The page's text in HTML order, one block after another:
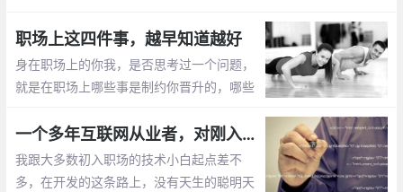
学会新的规则和思维方式
职场上这四件事，越早知道越好
身在职场上的你我，是否思考过一个问题，
就是在职场上哪些事是制约你晋升的，哪些
聊，职场上的那些事，希望对你有所帮助，
同时，也希望你能够参与进来，一起讨论。
废话不多说
一个多年互联网从业者，对刚入职场人最真诚的忠告
我跟大多数初入职场的技术小白起点差不
多，在开发的这条路上，没有天生的聪明天